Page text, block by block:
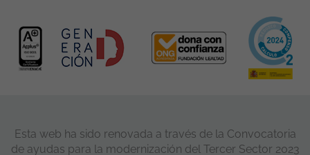
Esta web ha sido renovada a través de la Convocatoria
de ayudas para la modernización del Tercer Sector 2023